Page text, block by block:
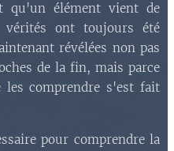
qu'un élément vient de
vérités ont toujours été
révélées non pas
de la fin, mais parce
comprendre s'est fait
pour comprendre la